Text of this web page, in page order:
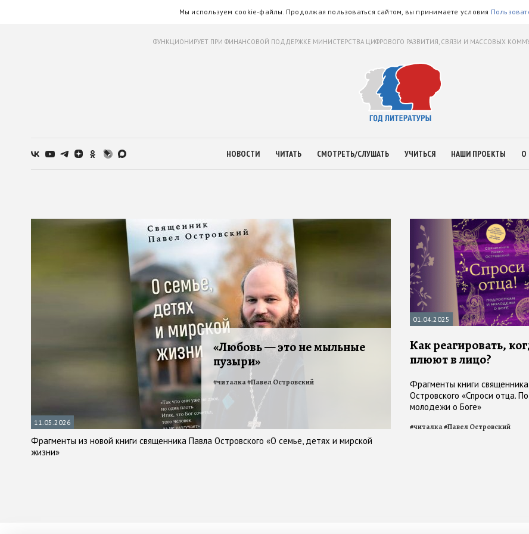
Мы используем cookie-файлы. Продолжая пользоваться сайтом, вы принимаете условия
ФУНКЦИОНИРУЕТ ПРИ ФИНАНСОВОЙ ПОДДЕРЖКЕ МИНИСТЕРСТВА ЦИФРОВОГО РАЗВИТИЯ, СВЯЗИ И МАССОВЫХ
НОВОСТИ ЧИТАТЬ СМОТРЕТЬ/СЛУШАТЬ УЧИТЬСЯ НАШИ ПРОЕКТЫ О
11.05.2026
«Любовь — это не мыльные
пузыри»
Фрагменты из новой книги священника Павла Островского «О семье, детях и мирской
жизни»
#читалка#Павел Островский
01.04.2025
Как реагировать,
плюют в лицо?
Фрагменты книги
Островского «Спроси отца.
молодежи о Боге»
#читалка#Павел Островский